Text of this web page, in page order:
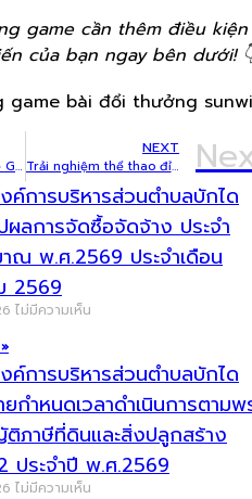
game cần thêm điều kiện
của bạn ngay bên dưới!
je777: Khi Công Nghệ Gặp Gỡ Giải Trí Trực Tuyến
NEXT
Trải nghiệm thể thao đỉnh cao tại 33WIN: Tỷ lệ, lịch đấu và kèo live có gì hot?
ค์การบริหารส่วนตำบลบักได
ผลการจัดซื้อจัดจ้าง ประจำ
ณ พ.ศ.2569 ประจำเดือน
2569
ไม่มีความเห็น
ค์การบริหารส่วนตำบลบักได
กำหนดเวลาดำเนินการตามพ
ภาษีที่ดินและสิ่งปลูกสร้าง
ประจำปี พ.ศ.2569
ไม่มีความเห็น